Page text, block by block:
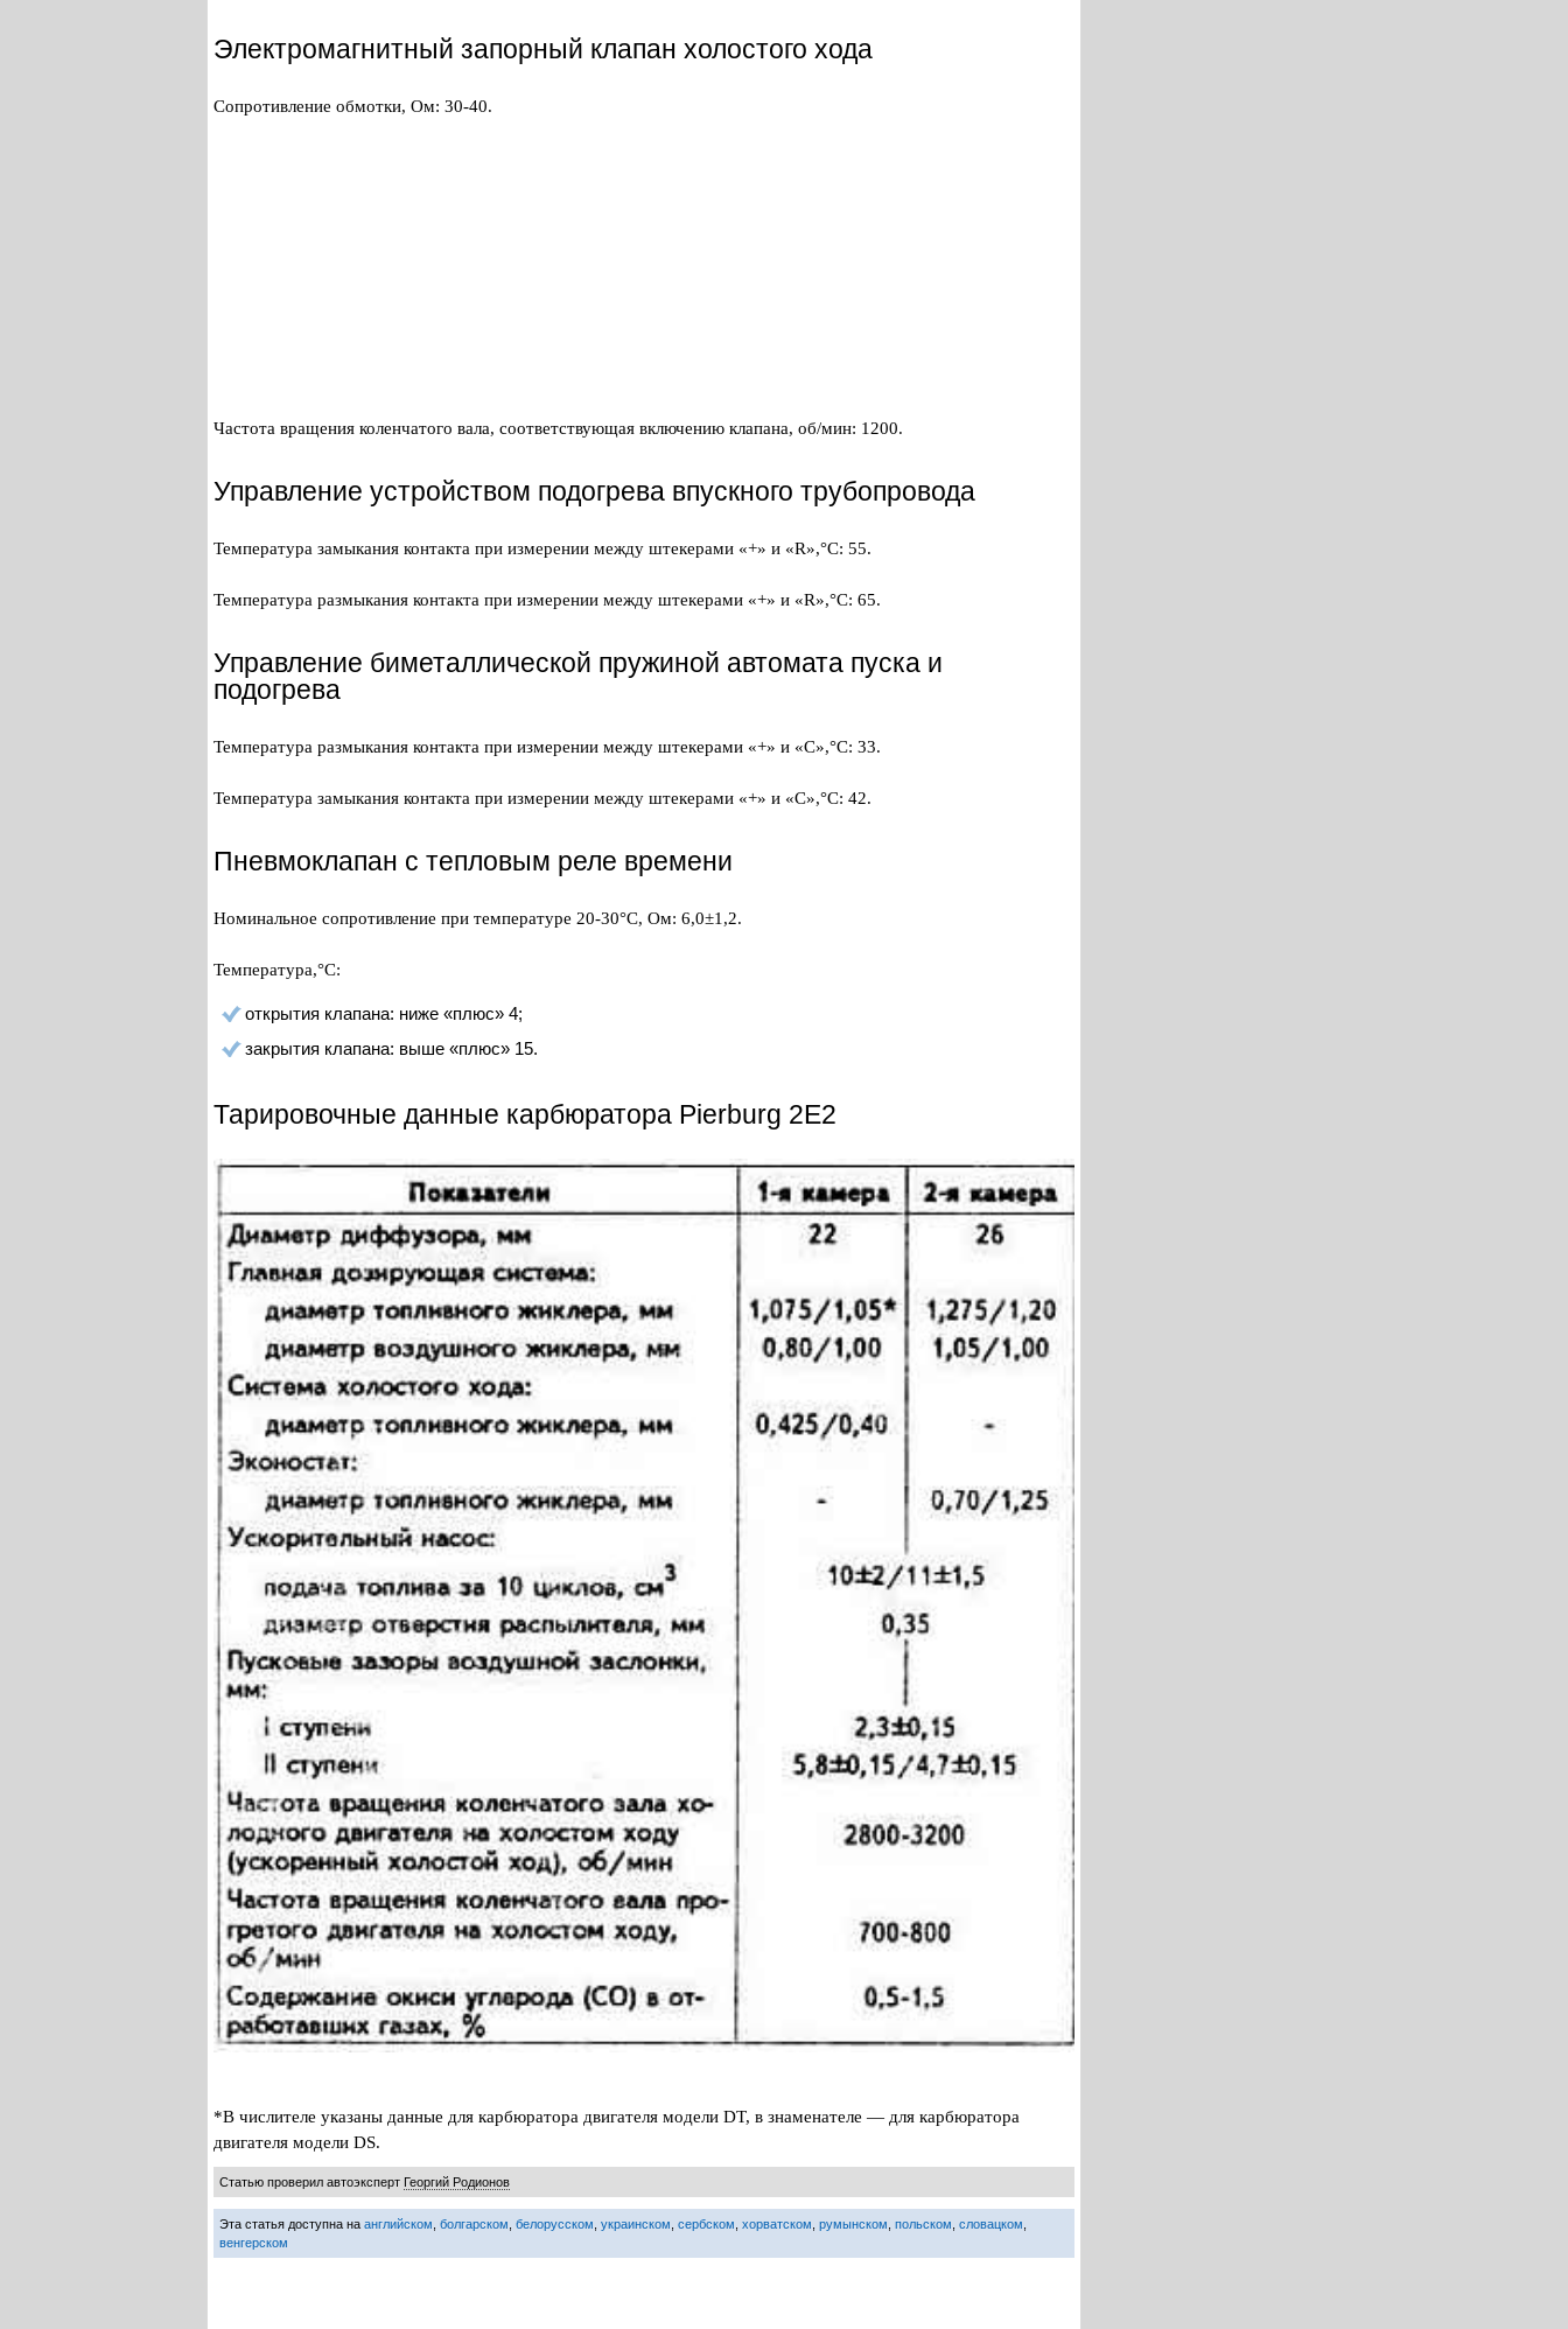
Электромагнитный запорный клапан холостого хода
Сопротивление обмотки, Ом: 30-40.
Частота вращения коленчатого вала, соответствующая включению клапана, об/мин: 1200.
Управление устройством подогрева впускного трубопровода
Температура замыкания контакта при измерении между штекерами «+» и «R»,°C: 55.
Температура размыкания контакта при измерении между штекерами «+» и «R»,°C: 65.
Управление биметаллической пружиной автомата пуска и
подогрева
Температура размыкания контакта при измерении между штекерами «+» и «С»,°C: 33.
Температура замыкания контакта при измерении между штекерами «+» и «С»,°C: 42.
Пневмоклапан с тепловым реле времени
Номинальное сопротивление при температуре 20-30°C, Ом: 6,0±1,2.
Температура,°C:
открытия клапана: ниже «плюс» 4;
закрытия клапана: выше «плюс» 15.
Тарировочные данные карбюратора Pierburg 2Е2
*В числителе указаны данные для карбюратора двигателя модели DT, в знаменателе — для карбюратора
двигателя модели DS.
Статью проверил автоэксперт Георгий Родионов
Эта статья доступна на английском болгарском белорусском украинском сербском хорватском румынском польском словацком
венгерском